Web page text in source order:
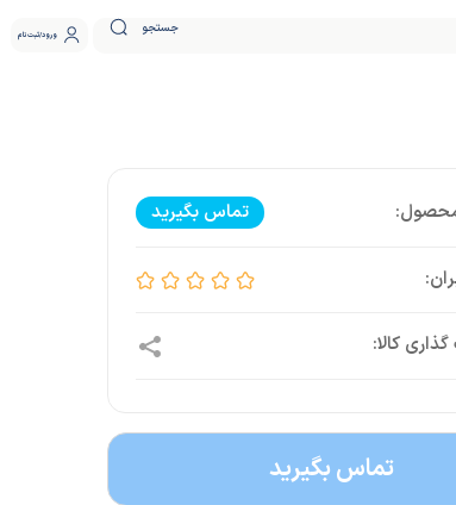
جستجو ورود ثبت نام
تماس بگیرید
تماس بگیرید